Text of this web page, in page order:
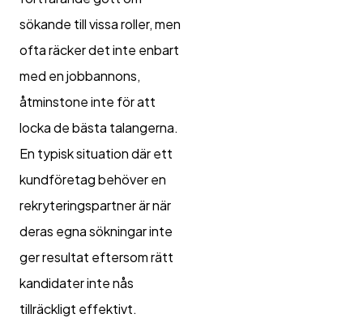
sökande till vissa roller, men
ofta räcker det inte enbart
med en jobbannons,
åtminstone inte för att
locka de bästa talangerna.
En typisk situation där ett
kundföretag behöver en
rekryteringspartner är när
deras egna sökningar inte
ger resultat eftersom rätt
kandidater inte nås
tillräckligt effektivt.